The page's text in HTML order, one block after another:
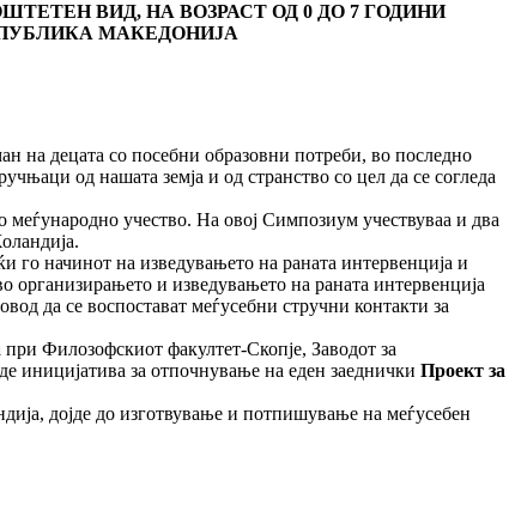
ВИД, НА ВОЗРАСТ ОД 0 ДО 7 ГОДИНИ
МАКЕДОНИЈА
децата со посебни образовни потреби, во последно
од нашата земја и од странство со цел да се согледа
учество. На овој Симпозиум учествуваа и два
го начинот на изведувањето на раната интервенција и
организирањето и изведувањето на раната интервенција
да се воспостават меѓусебни стручни контакти за
Филозофскиот факултет-Скопје, Заводот за
иницијатива за отпочнување на еден заеднички Проект за
дојде до изготвување и потпишување на меѓусебен